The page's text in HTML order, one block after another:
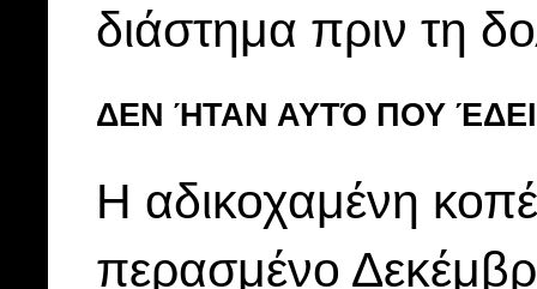
διάστημα πριν τη
ΔΕΝ ΉΤΑΝ ΑΥΤΌ ΠΟΥ
Η αδικοχαμένη
περασμένο